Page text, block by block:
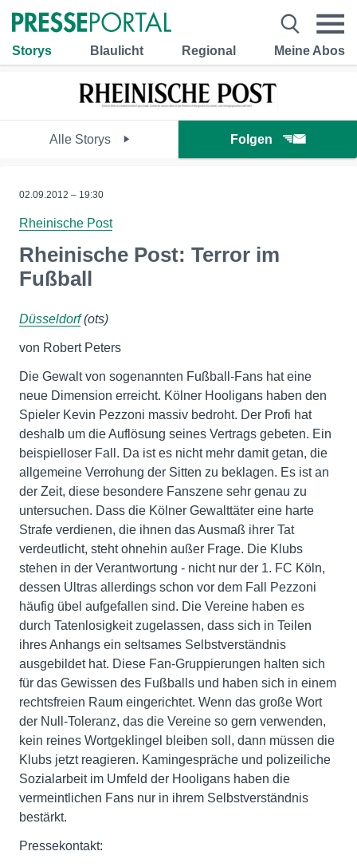
Storys Blaulicht Regional Meine Abos
Alle Storys Folgen
02.09.2012 – 19:30
Rheinische Post
Rheinische Post: Terror im
Fußball
Düsseldorf(ots)
von Robert Peters
Die Gewalt von sogenannten Fußball-Fans hat eine
neue Dimension erreicht. Kölner Hooligans haben den
Spieler Kevin Pezzoni massiv bedroht. Der Profi hat
deshalb um die Auflösung seines Vertrags gebeten. Ein
beispielloser Fall. Da ist es nicht mehr damit getan, die
allgemeine Verrohung der Sitten zu beklagen. Es ist an
der Zeit, diese besondere Fanszene sehr genau zu
untersuchen. Dass die Kölner Gewalttäter eine harte
Strafe verdienen, die ihnen das Ausmaß ihrer Tat
verdeutlicht, steht ohnehin außer Frage. Die Klubs
stehen in der Verantwortung - nicht nur der 1. FC Köln,
dessen Ultras allerdings schon vor dem Fall Pezzoni
häufig übel aufgefallen sind. Die Vereine haben es
durch Tatenlosigkeit zugelassen, dass sich in Teilen
ihres Anhangs ein seltsames Selbstverständnis
ausgebildet hat. Diese Fan-Gruppierungen halten sich
für das Gewissen des Fußballs und haben sich in einem
rechtsfreien Raum eingerichtet. Wenn das große Wort
der Null-Toleranz, das die Vereine so gern verwenden,
kein reines Wortgeklingel bleiben soll, dann müssen die
Klubs jetzt reagieren. Kamingespräche und polizeiliche
Sozialarbeit im Umfeld der Hooligans haben die
vermeintlichen Fans nur in ihrem Selbstverständnis
bestärkt.
Pressekontakt: